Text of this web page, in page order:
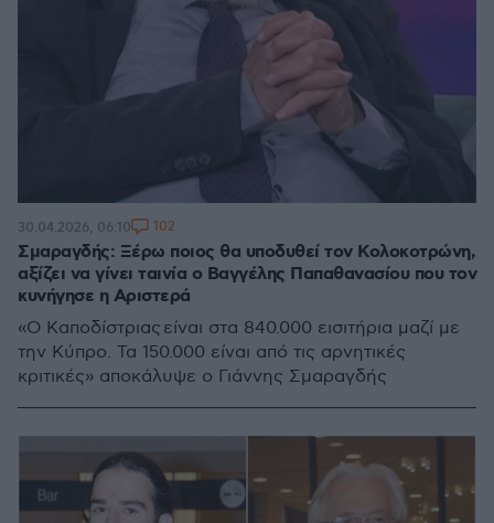
Σμαραγδής: Ξέρω ποιος θα υποδυθεί τον Κολοκοτρώνη,
αξίζει να γίνει ταινία ο Βαγγέλης Παπαθανασίου που τον
κυνήγησε η Αριστερά
«Ο Καποδίστριας είναι στα 840.000 εισιτήρια μαζί με
την Κύπρο. Τα 150.000 είναι από τις αρνητικές
κριτικές» αποκάλυψε ο Γιάννης Σμαραγδής
30.04.2026, 06:10 102